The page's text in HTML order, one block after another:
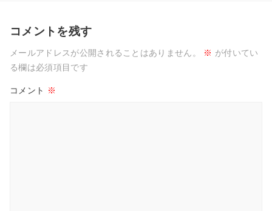
コメントを残す
メールアドレスが公開されることはありません。 ※ が付いてい
る欄は必須項目です
コメント ※